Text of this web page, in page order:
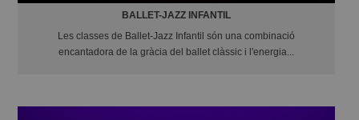
BALLET-JAZZ INFANTIL
Les classes de Ballet-Jazz Infantil són una combinació
encantadora de la gràcia del ballet clàssic i l'energia...